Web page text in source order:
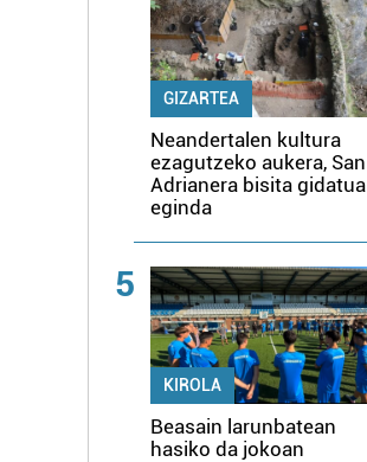
GIZARTEA
Neandertalen kultura
ezagutzeko aukera, San
Adrianera bisita gidatua
eginda
5
KIROLA
Beasain larunbatean
hasiko da jokoan